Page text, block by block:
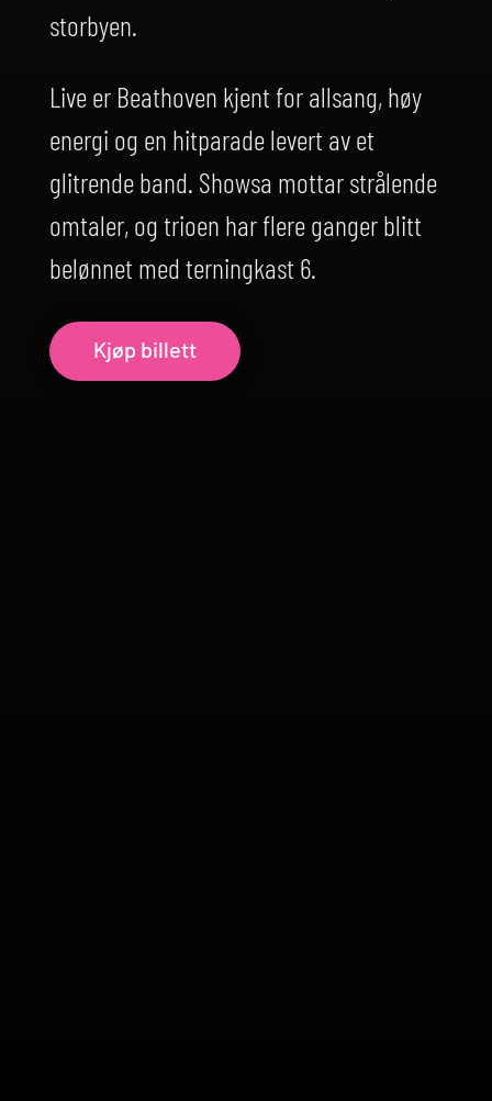
storbyen.
Live er Beathoven kjent for allsang, høy
energi og en hitparade levert av et
glitrende band. Showsa mottar strålende
omtaler, og trioen har flere ganger blitt
belønnet med terningkast 6.
Kjøp billett